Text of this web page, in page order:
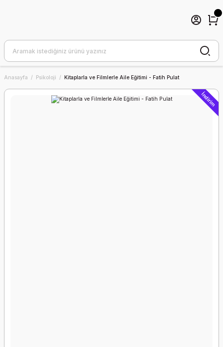
Anasayfa Psikoloji Kitaplarla ve Filmlerle Aile Eğitimi - Fatih Pulat
İndirim